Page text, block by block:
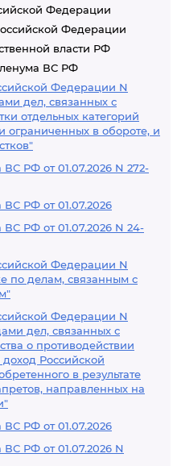
Федерации
Федерации
власти РФ
ВС РФ
Федерации N
дел, связанных с
отдельных категорий
ограниченных в обороте, и
РФ от 01.07.2026 N 272-
РФ от 01.07.2026
РФ от 01.07.2026 N 24-
Федерации N
по делам, связанным с
Федерации N
дел, связанных с
о противодействии
Российской
в результате
направленных на
РФ от 01.07.2026
РФ от 01.07.2026 N